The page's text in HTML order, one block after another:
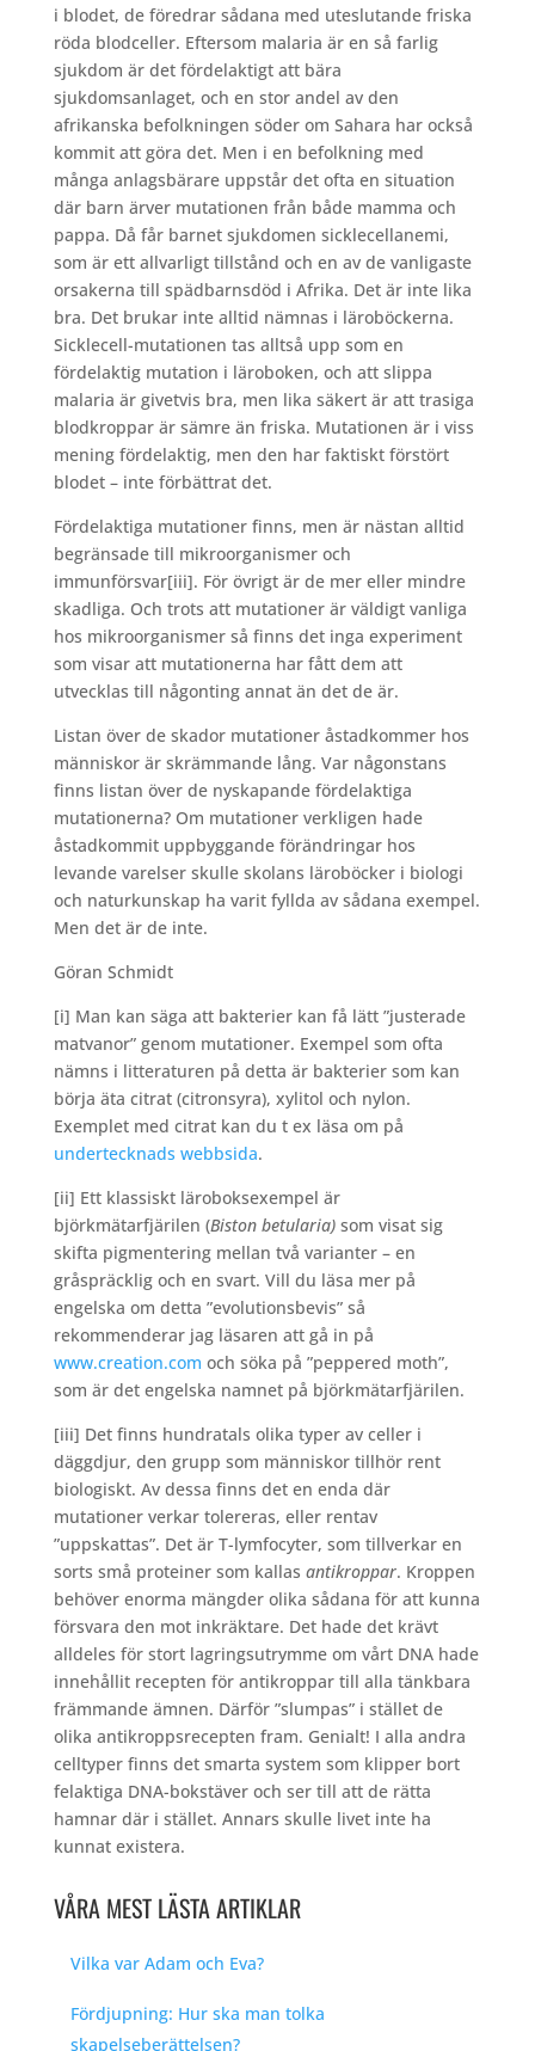
i blodet, de föredrar sådana med uteslutande friska
röda blodceller. Eftersom malaria är en så farlig
sjukdom är det fördelaktigt att bära
sjukdomsanlaget, och en stor andel av den
afrikanska befolkningen söder om Sahara har också
kommit att göra det. Men i en befolkning med
många anlagsbärare uppstår det ofta en situation
där barn ärver mutationen från både mamma och
pappa. Då får barnet sjukdomen sicklecellanemi,
som är ett allvarligt tillstånd och en av de vanligaste
orsakerna till spädbarnsdöd i Afrika. Det är inte lika
bra. Det brukar inte alltid nämnas i läroböckerna.
Sicklecell-mutationen tas alltså upp som en
fördelaktig mutation i läroboken, och att slippa
malaria är givetvis bra, men lika säkert är att trasiga
blodkroppar är sämre än friska. Mutationen är i viss
mening fördelaktig, men den har faktiskt förstört
blodet – inte förbättrat det.
Fördelaktiga mutationer finns, men är nästan alltid
begränsade till mikroorganismer och
immunförsvar[iii]. För övrigt är de mer eller mindre
skadliga. Och trots att mutationer är väldigt vanliga
hos mikroorganismer så finns det inga experiment
som visar att mutationerna har fått dem att
utvecklas till någonting annat än det de är.
Listan över de skador mutationer åstadkommer hos
människor är skrämmande lång. Var någonstans
finns listan över de nyskapande fördelaktiga
mutationerna? Om mutationer verkligen hade
åstadkommit uppbyggande förändringar hos
levande varelser skulle skolans läroböcker i biologi
och naturkunskap ha varit fyllda av sådana exempel.
Men det är de inte.
Göran Schmidt
[i] Man kan säga att bakterier kan få lätt ”justerade
matvanor” genom mutationer. Exempel som ofta
nämns i litteraturen på detta är bakterier som kan
börja äta citrat (citronsyra), xylitol och nylon.
Exemplet med citrat kan du t ex läsa om på
undertecknads webbsida.
[ii] Ett klassiskt läroboksexempel är
björkmätarfjärilen (Biston betularia)som visat sig
skifta pigmentering mellan två varianter – en
gråspräcklig och en svart. Vill du läsa mer på
engelska om detta ”evolutionsbevis” så
rekommenderar jag läsaren att gå in på
www.creation.com och söka på ”peppered moth”,
som är det engelska namnet på björkmätarfjärilen.
[iii] Det finns hundratals olika typer av celler i
däggdjur, den grupp som människor tillhör rent
biologiskt. Av dessa finns det en enda där
mutationer verkar tolereras, eller rentav
”uppskattas”. Det är T-lymfocyter, som tillverkar en
sorts små proteiner som kallas antikroppar. Kroppen
behöver enorma mängder olika sådana för att kunna
försvara den mot inkräktare. Det hade det krävt
alldeles för stort lagringsutrymme om vårt DNA hade
innehållit recepten för antikroppar till alla tänkbara
främmande ämnen. Därför ”slumpas” i stället de
olika antikroppsrecepten fram. Genialt! I alla andra
celltyper finns det smarta system som klipper bort
felaktiga DNA-bokstäver och ser till att de rätta
hamnar där i stället. Annars skulle livet inte ha
kunnat existera.
VÅRA MEST LÄSTA ARTIKLAR
Vilka var Adam och Eva?
Fördjupning: Hur ska man tolka
skapelseberättelsen?